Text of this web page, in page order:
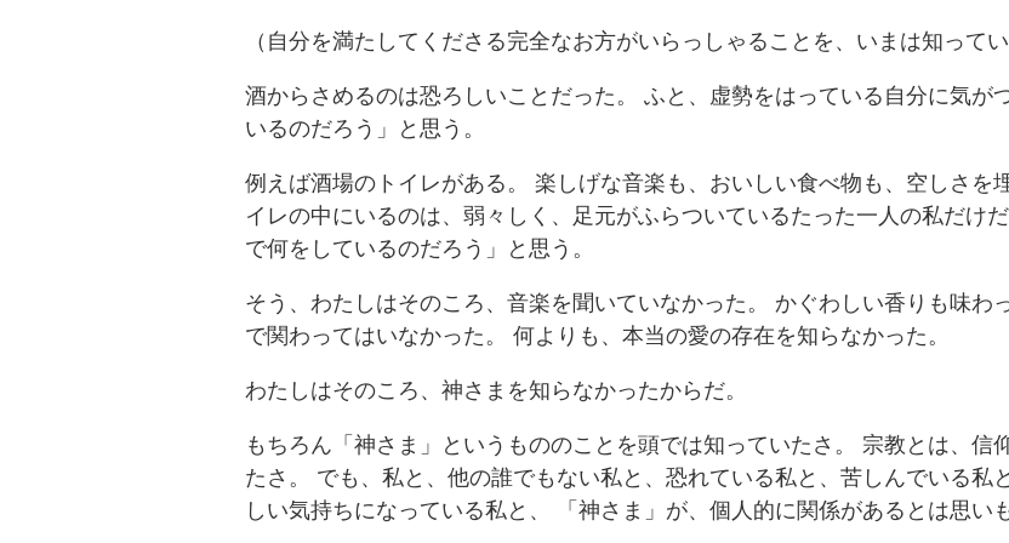
（自分を満たしてくださる完全なお方がいらっしゃることを、いまは知ってい
酒からさめるのは恐ろしいことだった。 ふと、虚勢をはっている自分に気が
いるのだろう」と思う。
例えば酒場のトイレがある。 楽しげな音楽も、おいしい食べ物も、空しさを
イレの中にいるのは、弱々しく、足元がふらついているたった一人の私だけ
で何をしているのだろう」と思う。
そう、わたしはそのころ、音楽を聞いていなかった。 かぐわしい香りも味わ
で関わってはいなかった。 何よりも、本当の愛の存在を知らなかった。
わたしはそのころ、神さまを知らなかったからだ。
もちろん「神さま」というもののことを頭では知っていたさ。 宗教とは、信
たさ。 でも、私と、他の誰でもない私と、恐れている私と、苦しんでいる私
しい気持ちになっている私と、 「神さま」が、個人的に関係があるとは思い